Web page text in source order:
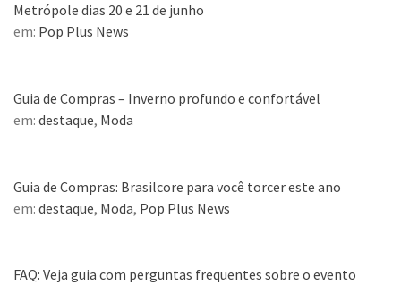
Metrópole dias 20 e 21 de junho
em: Pop Plus News
Guia de Compras – Inverno profundo e confortável
em: destaque, Moda
Guia de Compras: Brasilcore para você torcer este ano
em: destaque, Moda, Pop Plus News
FAQ: Veja guia com perguntas frequentes sobre o evento